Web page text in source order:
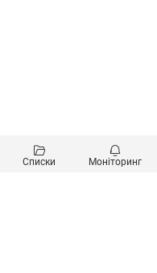
Списки Моніторинг